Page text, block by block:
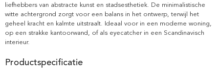
liefhebbers van abstracte kunst en stadsesthetiek. De minimalistische
witte achtergrond zorgt voor een balans in het ontwerp, terwijl het
geheel kracht en kalmte uitstraalt. Ideaal voor in een moderne woning,
op een strakke kantoorwand, of als eyecatcher in een Scandinavisch
interieur.
Productspecificatie